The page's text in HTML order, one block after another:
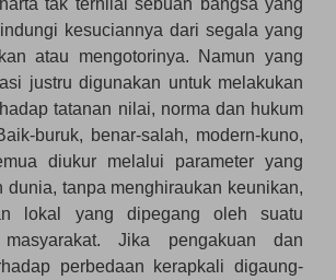
tak ternilai sebuah bangsa yang
kesuciannya dari segala yang
atau mengotorinya. Namun yang
justru digunakan untuk melakukan
tatanan nilai, norma dan hukum
buruk, benar-salah, modern-kuno,
diukur melalui parameter yang
dunia, tanpa menghiraukan keunikan,
lokal yang dipegang oleh suatu
Jika pengakuan dan
perbedaan kerapkali digaung-